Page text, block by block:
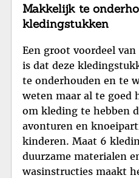
Makkelijk te
kledingstukken
Een groot voordeel
is dat deze
te onderhouden en te
weten maar al te goed
om kleding te hebben
avonturen en
kinderen. Maat 6
duurzame materialen
wasinstructies maakt